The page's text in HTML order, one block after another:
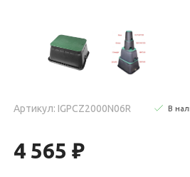
Артикул: IGPCZ2000N06R В
4 565 ₽